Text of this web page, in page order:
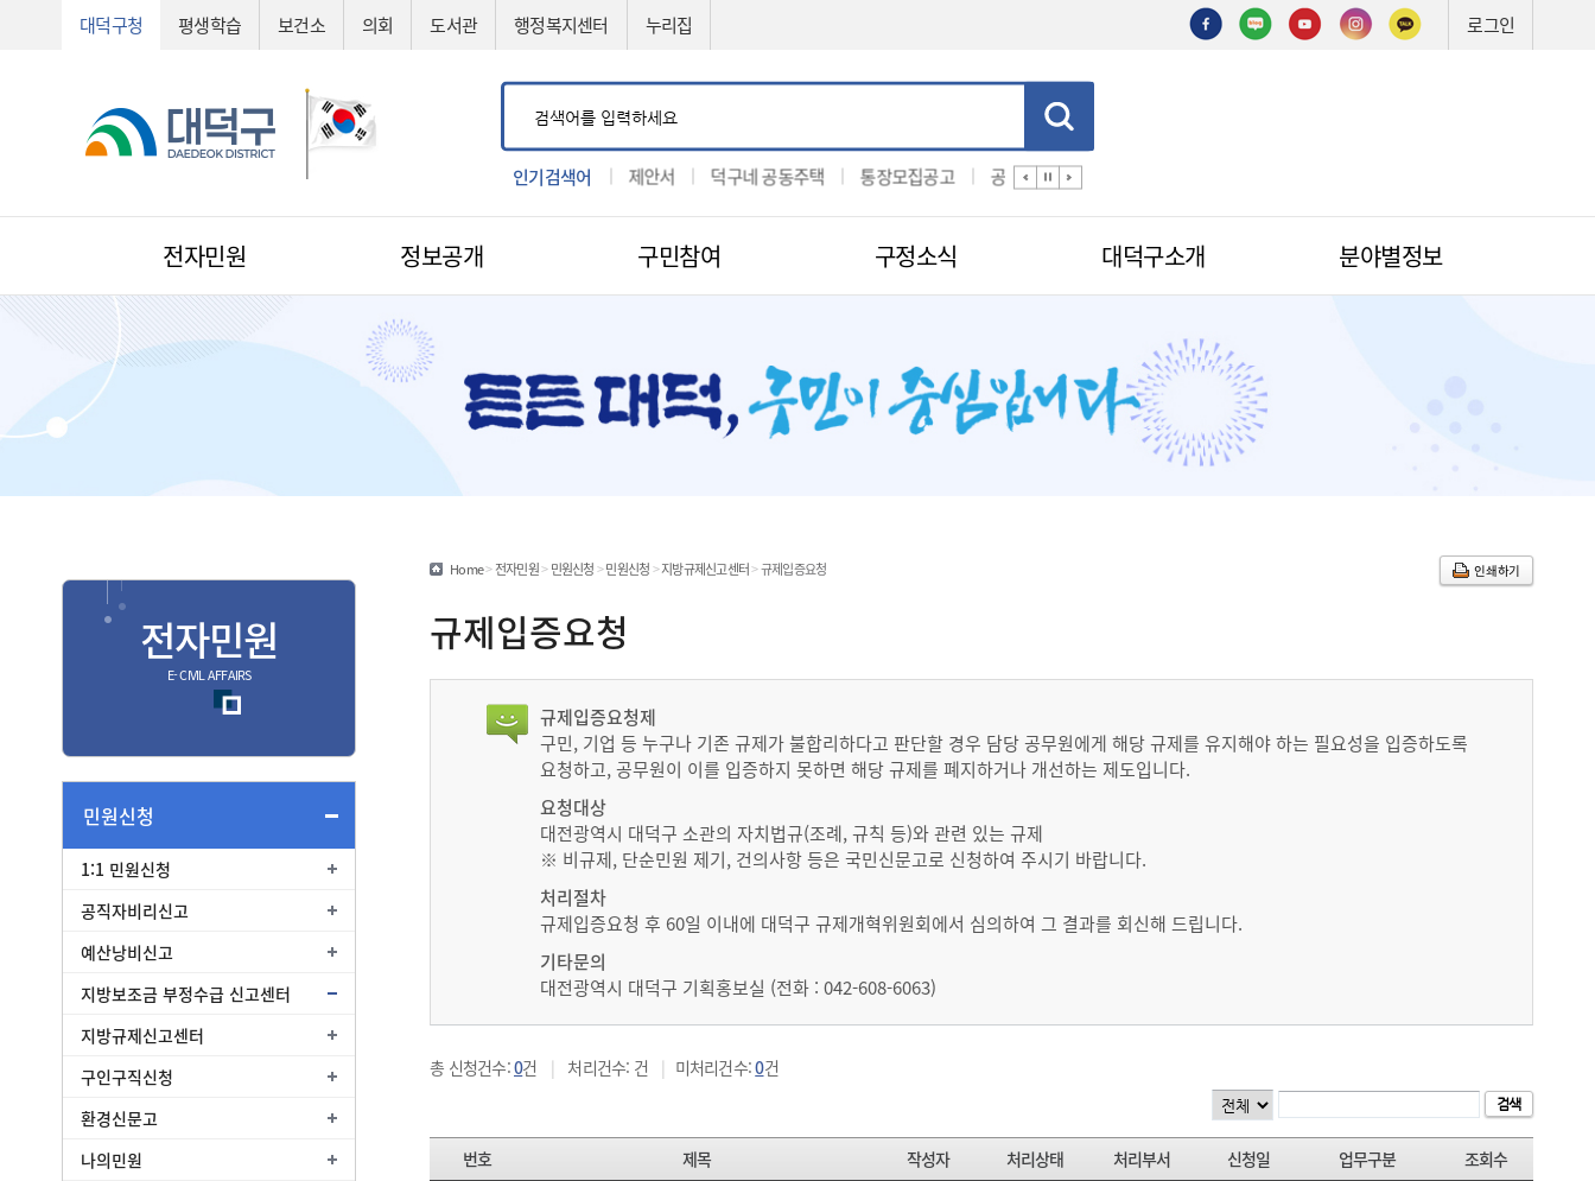
대덕구청 평생학습 보건소 의회 도서관 행정복지센터 누리집 로그인
인기검색어
예산서 입찰 제안서 덕구네 공동주택 통장모집공고 공법선정
전자민원
전자민원
민원신청
1:1 민원신청
공직자비리신고
지방규제신고센터
민원편람/서식
온라인민원발급
안전신문고
적극행정
제도소개
법원전용 통합무인민원발급기
종합민원
정보공개 구민참여 구정소식 대덕구소개 분야별정보
전자민원
E- CIVIL AFFAIRS
민원신청
1:1 민원신청
공직자비리신고
예산낭비신고
지방보조금 부정수급 신고센터
지방규제신고센터
구인구직신청
환경신문고
나의민원
Home>전자민원>민원신청>민원신청>지방규제신고센터>규제입증요청 인쇄하기
규제입증요청
규제입증요청제
구민, 기업 등 누구나 기존 규제가 불합리하다고 판단할 경우 담당 공무원에게 해당 규제를 유지해야 하는 필요성을 입증하도록
요청하고, 공무원이 이를 입증하지 못하면 해당 규제를 폐지하거나 개선하는 제도입니다.
요청대상
대전광역시 대덕구 소관의 자치법규(조례, 규칙 등)와 관련 있는 규제
※ 비규제, 단순민원 제기, 건의사항 등은 국민신문고로 신청하여 주시기 바랍니다.
처리절차
규제입증요청 후 60일 이내에 대덕구 규제개혁위원회에서 심의하여 그 결과를 회신해 드립니다.
기타문의
대전광역시 대덕구 기획홍보실 (전화 : 042-608-6063)
총 신청건수:0건 | 처리건수: 건 | 미처리건수:0건
번호 제목 작성자 처리상태 처리부서 신청일 업무구분
조회수